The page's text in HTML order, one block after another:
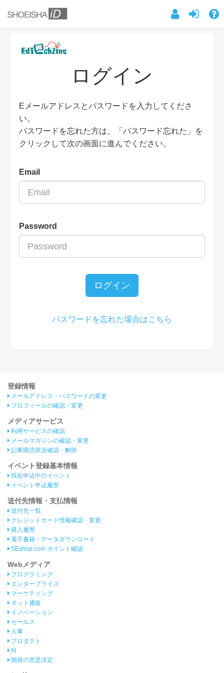
ログイン
Eメールアドレスとパスワードを入力してくださ
い。
パスワードを忘れた方は、「パスワード忘れた」を
クリックして次の画面に進んでください。
Email
Password
ログイン
パスワードを忘れた場合はこちら
登録情報
メールアドレス・パスワードの変更
プロフィールの確認・変更
メディアサービス
利用サービスの確認
メールマガジンの確認・変更
記事購読状況確認・解除
イベント登録基本情報
現在申込中のイベント
イベント申込履歴
送付先情報・支払情報
送付先一覧
クレジットカード情報確認・変更
購入履歴
電子書籍・データダウンロード
SEshop.com ポイント確認
Webメディア
プログラミング
エンタープライズ
マーケティング
ネット通販
イノベーション
セールス
人事
プロダクト
AI
開発の意思決定